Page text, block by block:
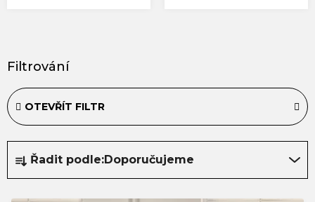
a
z
Řadit podle:Doporučujeme
OTEVŘÍT FILTR
ý
p
i
s
p
o